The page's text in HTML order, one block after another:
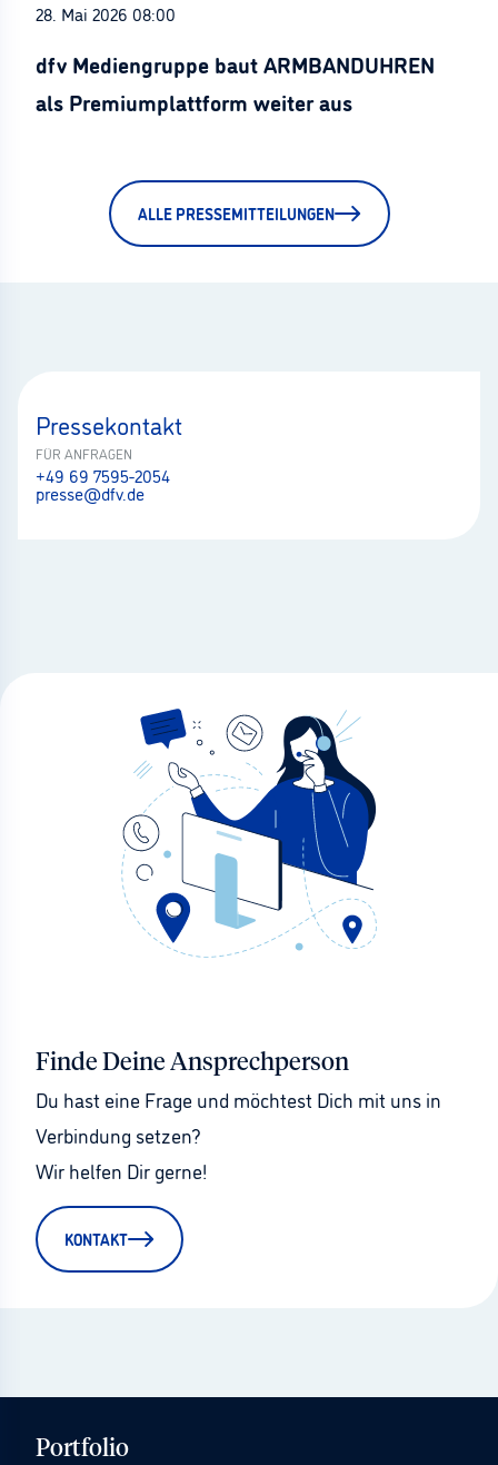
28. Mai 2026 08:00
dfv Mediengruppe baut ARMBANDUHREN
als Premiumplattform weiter aus
ALLE PRESSEMITTEILUNGEN
Pressekontakt
FÜR ANFRAGEN
+49 69 7595-2054
presse@dfv.de
Finde Deine Ansprechperson
Du hast eine Frage und möchtest Dich mit uns in
Verbindung setzen?
Wir helfen Dir gerne!
KONTAKT
Portfolio